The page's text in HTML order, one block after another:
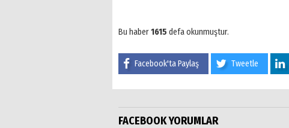
Bu haber1615 defa okunmuştur.
Facebook'ta Paylaş Tweetle
FACEBOOK YORUMLAR